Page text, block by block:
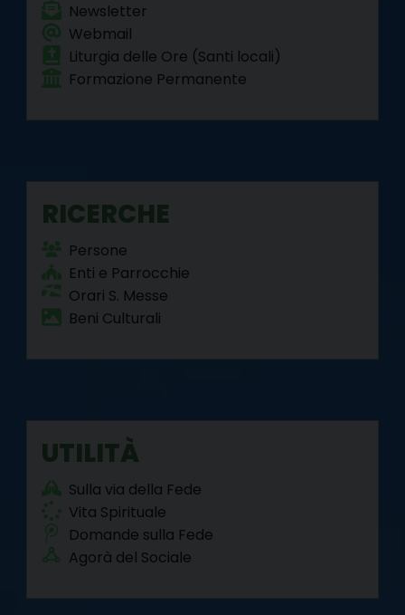
Newsletter
Webmail
Liturgia delle Ore (Santi locali)
Formazione Permanente
RICERCHE
Persone
Enti e Parrocchie
Orari S. Messe
Beni Culturali
UTILITÀ
Sulla via della Fede
Vita Spirituale
Domande sulla Fede
Agorà del Sociale